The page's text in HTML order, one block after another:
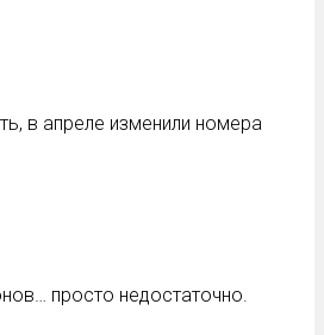
в апреле изменили номера
просто недостаточно.